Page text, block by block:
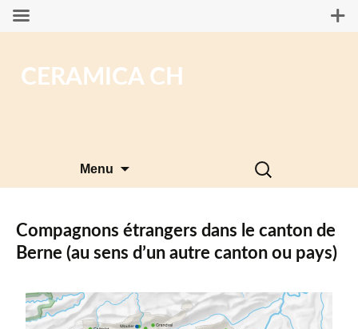
CERAMICA CH
Menu
Rechercher :
Compagnons étrangers dans le canton de
Berne (au sens d’un autre canton ou pays)